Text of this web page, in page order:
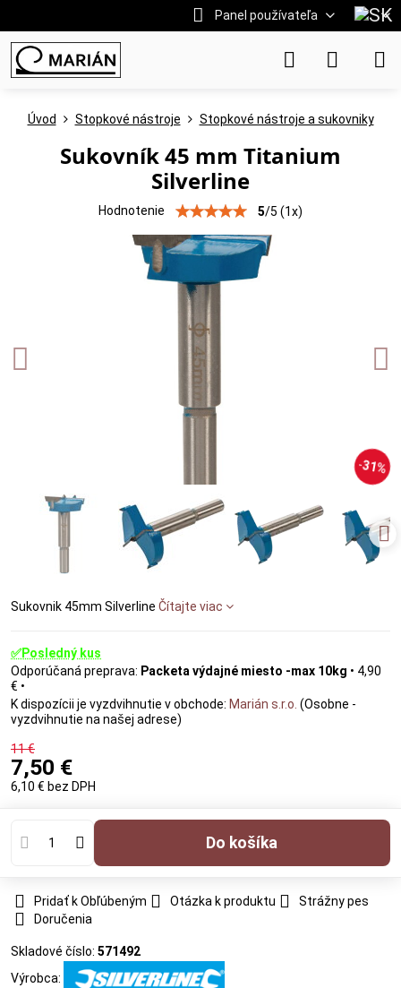
Panel používateľa
31%
Úvod Stopkové nástroje Stopkové nástroje a sukovniky
Sukovník 45 mm Titanium
Silverline
Hodnotenie 5/5 (1x)
Sukovnik 45mm Silverline Čítajte viac
✅Posledný kus
Packeta výdajné miesto -max 10kg • 4,90
€ •
Marián s.r.o. (Osobne -
vyzdvihnutie na našej adrese)
11 €
7,50 €
6,10 € bez DPH
Do košíka
Pridať k Obľúbeným Otázka k produktu
Strážny pes
Doručenia
Skladové číslo: 571492
Výrobca: